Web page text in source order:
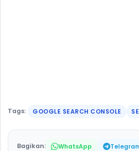
Tags: GOOGLE SEARCH CONSOLE
Bagikan: WhatsApp